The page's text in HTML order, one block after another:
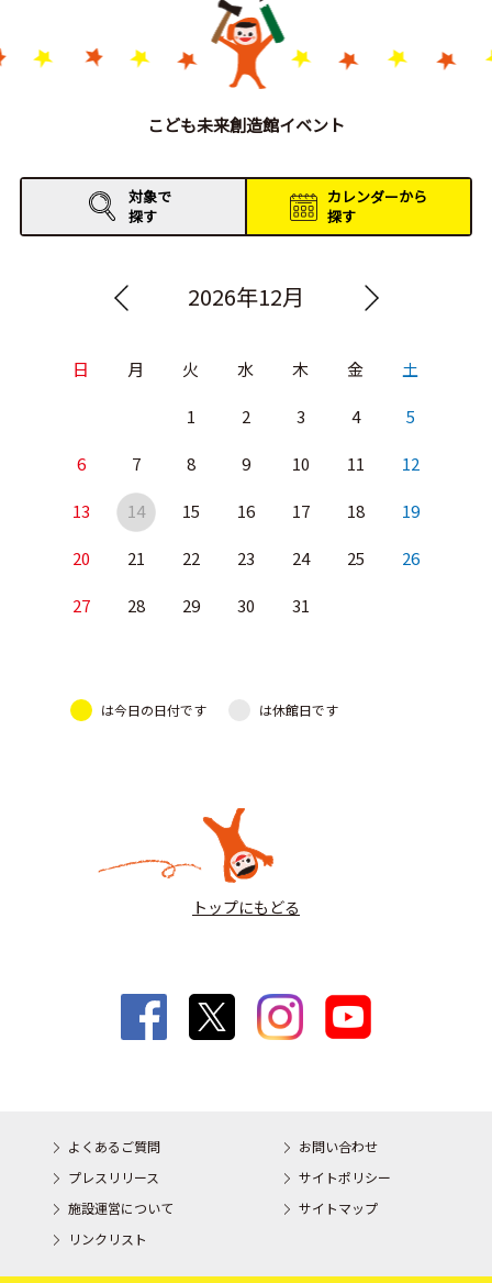
こども未来創造館イベント
対象で
探す
カレンダーから
探す
2026年12月
日 月 火 水 木 金 土
1 2 3 4 5
6 7 8 9 10 11 12
13 14 15 16 17 18 19
20 21 22 23 24 25 26
27 28 29 30 31
は今日の日付です は休館日です
トップにもどる
よくあるご質問
お問い合わせ
プレスリリース
サイトポリシー
施設運営について
サイトマップ
リンクリスト